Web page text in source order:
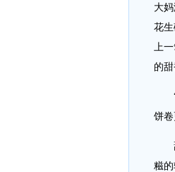
大
花
上
的
“
饼
甜
糍